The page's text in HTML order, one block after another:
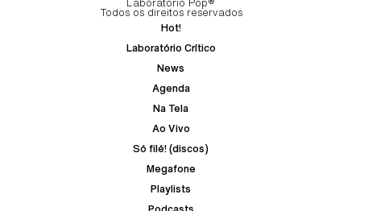
Laboratório Pop®
Todos os direitos reservados
Hot!
Laboratório Crítico
News
Agenda
Na Tela
Ao Vivo
Só filé! (discos)
Megafone
Playlists